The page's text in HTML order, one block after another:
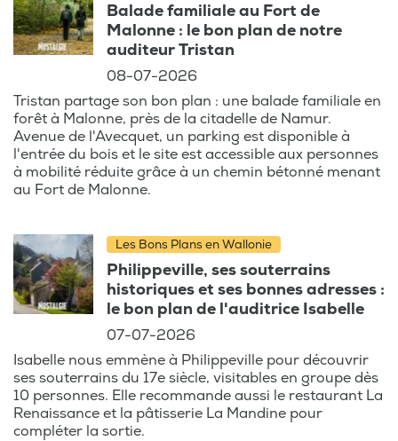
Balade familiale au Fort de
Malonne : le bon plan de notre
auditeur Tristan
08-07-2026
Tristan partage son bon plan : une balade familiale en
forêt à Malonne, près de la citadelle de Namur.
Avenue de l'Avecquet, un parking est disponible à
l'entrée du bois et le site est accessible aux personnes
à mobilité réduite grâce à un chemin bétonné menant
au Fort de Malonne.
Les Bons Plans en Wallonie
Philippeville, ses souterrains
historiques et ses bonnes adresses :
le bon plan de l'auditrice Isabelle
07-07-2026
Isabelle nous emmène à Philippeville pour découvrir
ses souterrains du 17e siècle, visitables en groupe dès
10 personnes. Elle recommande aussi le restaurant La
Renaissance et la pâtisserie La Mandine pour
compléter la sortie.